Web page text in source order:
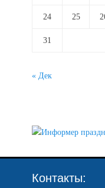
24 25
31
« Дек
Контакты: